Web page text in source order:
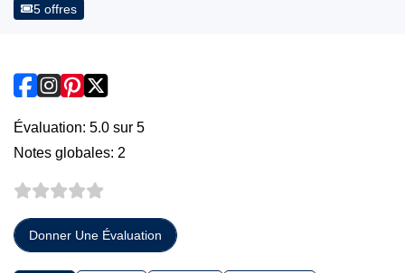
5 offres
Évaluation: 5.0 sur 5
Notes globales: 2
Donner Une Évaluation